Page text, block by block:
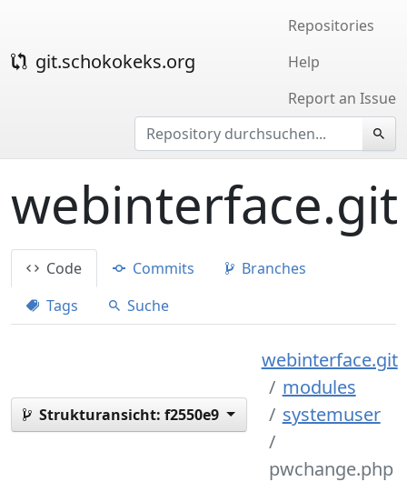
git.schokokeks.org
Repositories
Help
Report an Issue
webinterface.git
Code Commits
Branches
Tags
Suche
Strukturansicht: f2550e9
webinterface.git
modules
systemuser
pwchange.php